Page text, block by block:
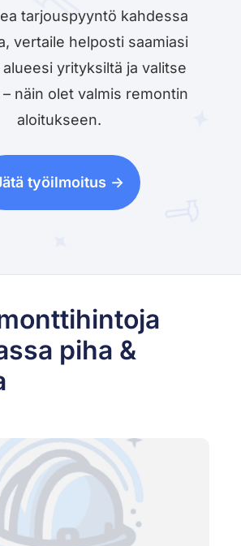
tarjouspyyntö kahdessa
vertaile helposti saamiasi
yrityksiltä ja valitse
näin olet valmis remontin
aloitukseen.
työilmoitus ->
piha &